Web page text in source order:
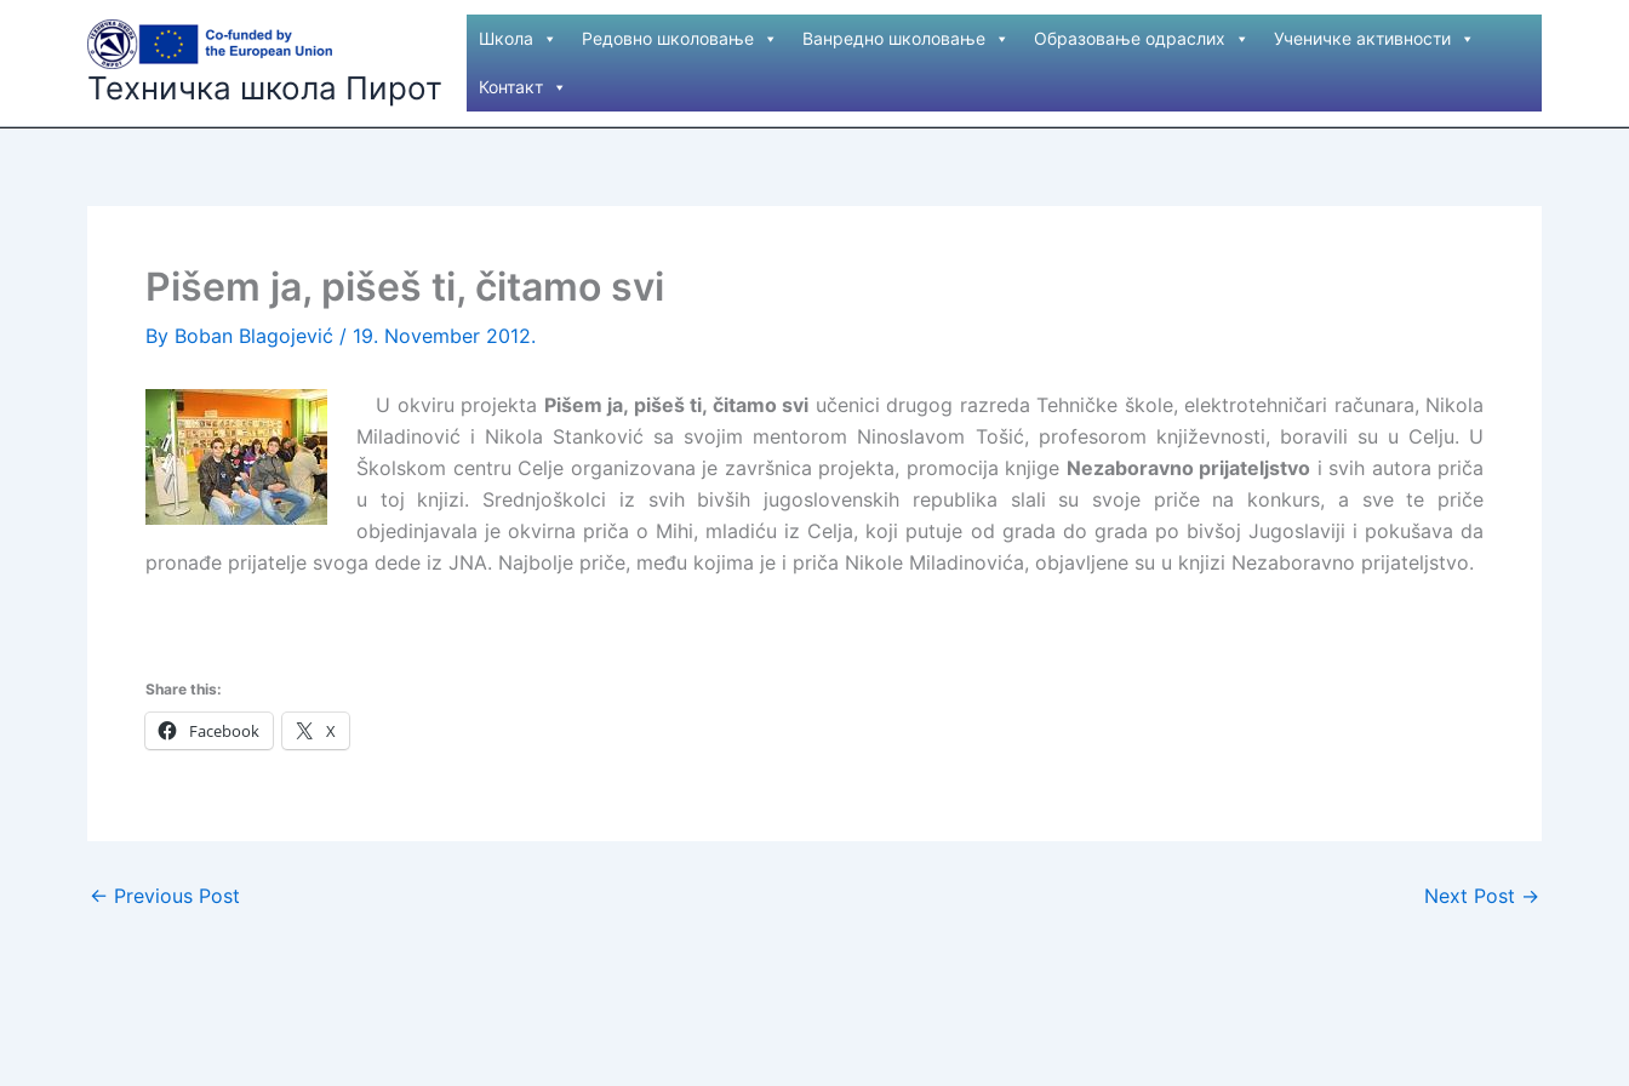
Техничка школа Пирот
Школа Редовно школовање Ванредно школовање Образовање одраслих Ученичке активности
Контакт
Pišem ja, pišeš ti, čitamo svi
By Boban Blagojević / 19. November 2012.
U okviru projekta Pišem ja, pišeš ti, čitamo svi učenici drugog razreda Tehničke škole, elektrotehničari računara, Nikola
Miladinović i Nikola Stanković sa svojim mentorom Ninoslavom Tošić, profesorom književnosti, boravili su u Celju. U
Školskom centru Celje organizovana je završnica projekta, promocija knjige Nezaboravno prijateljstvo i svih autora priča
u toj knjizi. Srednjoškolci iz svih bivših jugoslovenskih republika slali su svoje priče na konkurs, a sve te priče
objedinjavala je okvirna priča o Mihi, mladiću iz Celja, koji putuje od grada do grada po bivšoj Jugoslaviji i pokušava da
pronađe prijatelje svoga dede iz JNA. Najbolje priče, među kojima je i priča Nikole Miladinovića, objavljene su u knjizi Nezaboravno prijateljstvo.
Share this:
Facebook X
← Previous Post Next Post →